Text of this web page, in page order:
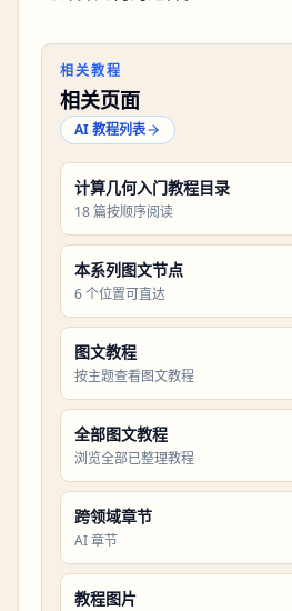
相关教程
相关页面
AI 教程列表
计算几何入门教程目录
18 篇按顺序阅读
本系列图文节点
6 个位置可直达
图文教程
按主题查看图文教程
全部图文教程
浏览全部已整理教程
跨领域章节
AI 章节
教程图片